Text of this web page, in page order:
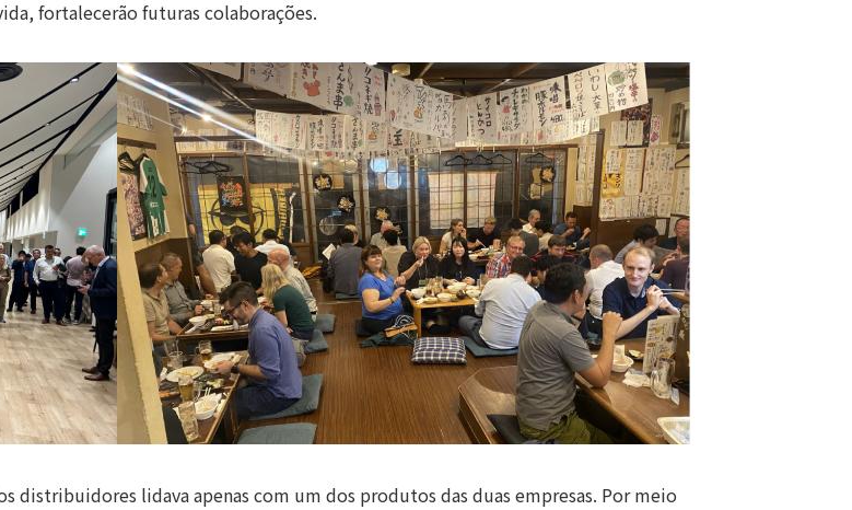
fortalecerão futuras colaborações.
distribuidores lidava apenas com um dos produtos das duas empresas. Por meio